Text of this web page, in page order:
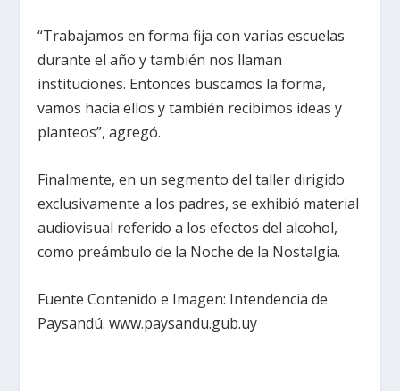
“Trabajamos en forma fija con varias escuelas
durante el año y también nos llaman
instituciones. Entonces buscamos la forma,
vamos hacia ellos y también recibimos ideas y
planteos”, agregó.
Finalmente, en un segmento del taller dirigido
exclusivamente a los padres, se exhibió material
audiovisual referido a los efectos del alcohol,
como preámbulo de la Noche de la Nostalgia.
Fuente Contenido e Imagen: Intendencia de
Paysandú. www.paysandu.gub.uy